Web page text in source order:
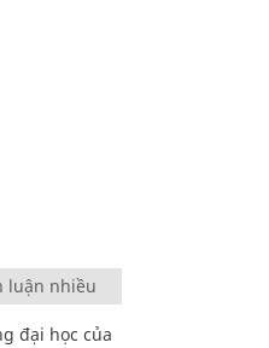
luận nhiều
đại học của